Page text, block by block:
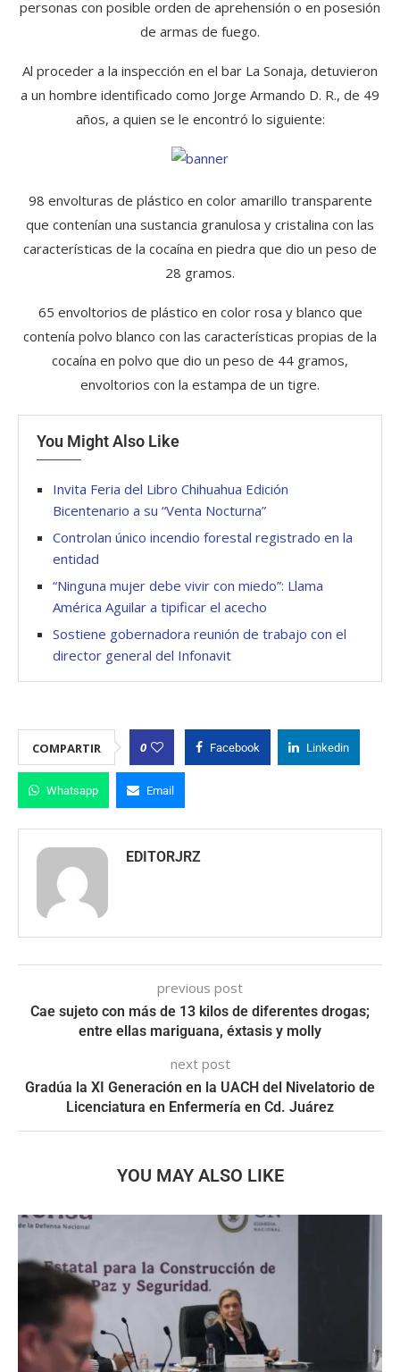
personas con posible orden de aprehensión o en posesión
de armas de fuego.
Al proceder a la inspección en el bar La Sonaja, detuvieron
a un hombre identificado como Jorge Armando D. R., de 49
años, a quien se le encontró lo siguiente:
98 envolturas de plástico en color amarillo transparente
que contenían una sustancia granulosa y cristalina con las
características de la cocaína en piedra que dio un peso de
28 gramos.
65 envoltorios de plástico en color rosa y blanco que
contenía polvo blanco con las características propias de la
cocaína en polvo que dio un peso de 44 gramos,
envoltorios con la estampa de un tigre.
You Might Also Like
Invita Feria del Libro Chihuahua Edición
Bicentenario a su “Venta Nocturna”
Controlan único incendio forestal registrado en la
entidad
“Ninguna mujer debe vivir con miedo”: Llama
América Aguilar a tipificar el acecho
Sostiene gobernadora reunión de trabajo con el
director general del Infonavit
COMPARTIR 0 Facebook Linkedin
Whatsapp Email
EDITORJRZ
previous post
Cae sujeto con más de 13 kilos de diferentes drogas;
entre ellas mariguana, éxtasis y molly
next post
Gradúa la XI Generación en la UACH del Nivelatorio de
Licenciatura en Enfermería en Cd. Juárez
YOU MAY ALSO LIKE